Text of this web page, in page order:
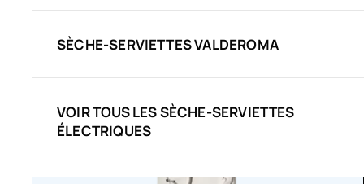
SÈCHE-SERVIETTES VALDEROMA
VOIR TOUS LES SÈCHE-SERVIETTES
ÉLECTRIQUES